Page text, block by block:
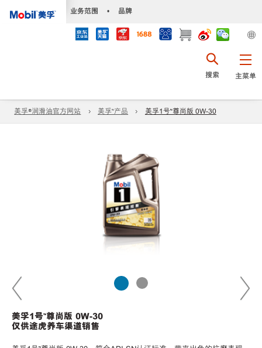
业务范围 • 品牌
主菜单
搜索
美孚®润滑油官方网站 美孚™产品 美孚1号™尊尚版 0W-30
美孚1号™尊尚版 0W-30
仅供途虎养车渠道销售